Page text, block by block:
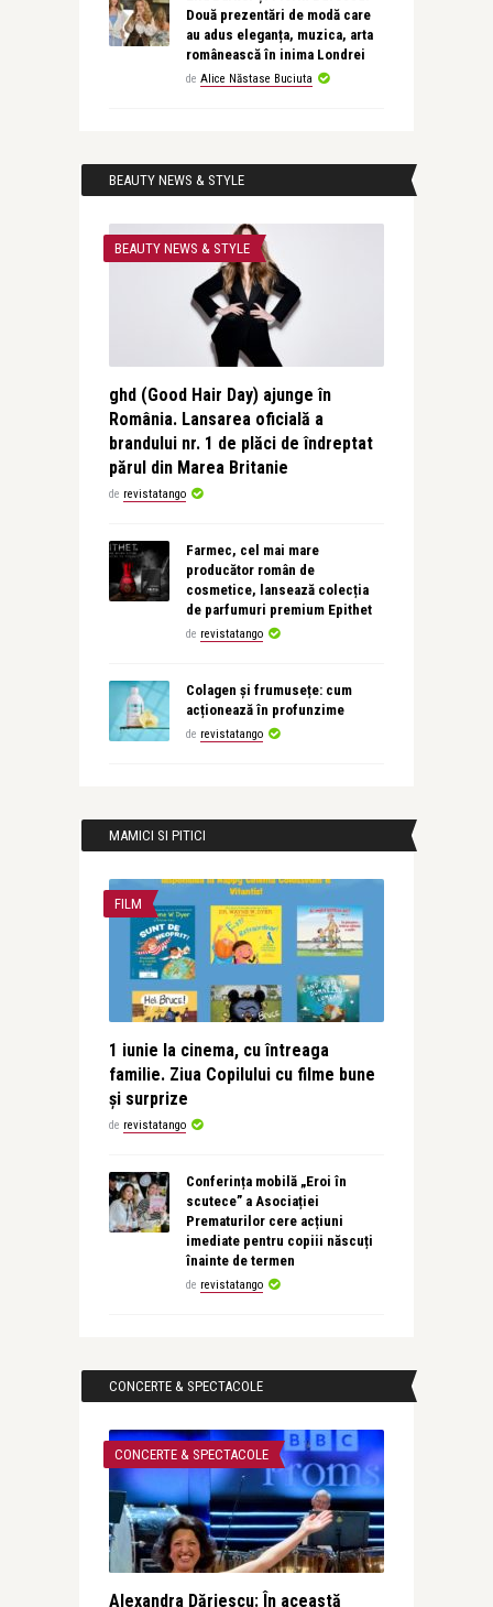
Două prezentări de modă care
au adus eleganța, muzica, arta
românească în inima Londrei
de Alice Năstase Buciuta
BEAUTY NEWS & STYLE
BEAUTY NEWS & STYLE
ghd (Good Hair Day) ajunge în
România. Lansarea oficială a
brandului nr. 1 de plăci de îndreptat
părul din Marea Britanie
de revistatango
Farmec, cel mai mare
producător român de
cosmetice, lansează colecția
de parfumuri premium Epithet
de revistatango
Colagen și frumusețe: cum
acționează în profunzime
de revistatango
MAMICI SI PITICI
FILM
1 iunie la cinema, cu întreaga
familie. Ziua Copilului cu filme bune
și surprize
de revistatango
Conferința mobilă „Eroi în
scutece” a Asociației
Prematurilor cere acțiuni
imediate pentru copiii născuți
înainte de termen
de revistatango
CONCERTE & SPECTACOLE
CONCERTE & SPECTACOLE
Alexandra Dăriescu: În această